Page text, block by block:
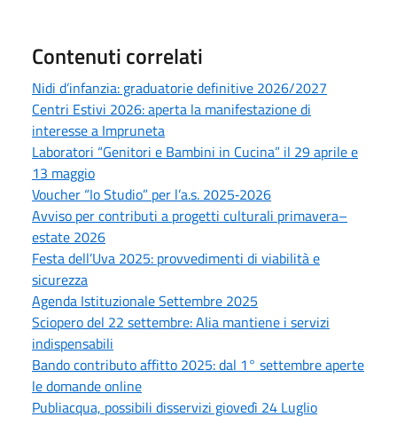
Contenuti correlati
Nidi d’infanzia: graduatorie definitive 2026/2027
Centri Estivi 2026: aperta la manifestazione di
interesse a Impruneta
Laboratori “Genitori e Bambini in Cucina” il 29 aprile e
13 maggio
Voucher “Io Studio” per l’a.s. 2025‑2026
Avviso per contributi a progetti culturali primavera–
estate 2026
Festa dell’Uva 2025: provvedimenti di viabilità e
sicurezza
Agenda Istituzionale Settembre 2025
Sciopero del 22 settembre: Alia mantiene i servizi
indispensabili
Bando contributo affitto 2025: dal 1° settembre aperte
le domande online
Publiacqua, possibili disservizi giovedì 24 Luglio